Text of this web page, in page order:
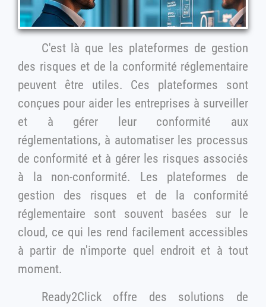
C'est là que les plateformes de gestion
des risques et de la conformité réglementaire
peuvent être utiles. Ces plateformes sont
conçues pour aider les entreprises à surveiller
et à gérer leur conformité aux
réglementations, à automatiser les processus
de conformité et à gérer les risques associés
à la non-conformité. Les plateformes de
gestion des risques et de la conformité
réglementaire sont souvent basées sur le
cloud, ce qui les rend facilement accessibles
à partir de n'importe quel endroit et à tout
moment.
Ready2Click offre des solutions de